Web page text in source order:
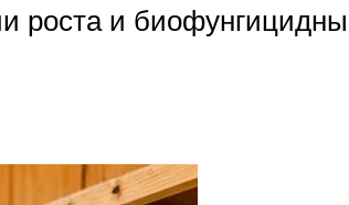
роста и